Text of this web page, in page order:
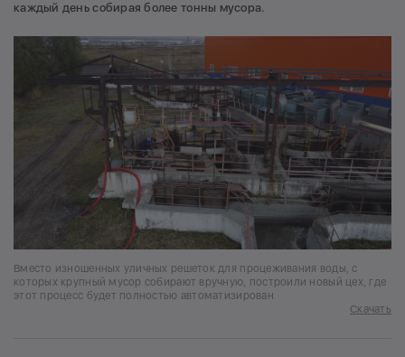
каждый день собирая более тонны мусора.
Вместо изношенных уличных решеток для процеживания воды, с
которых крупный мусор собирают вручную, построили новый цех, где
этот процесс будет полностью автоматизирован
Скачать